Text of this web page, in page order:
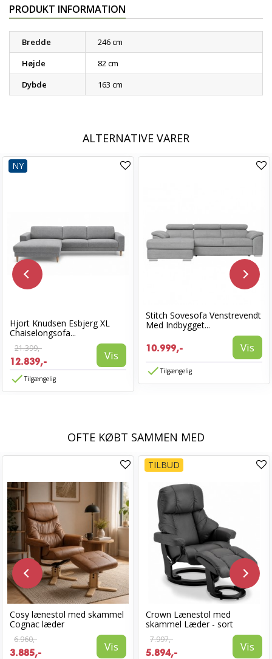
PRODUKT INFORMATION
Bredde
246 cm
Højde
82 cm
Dybde
163 cm
ALTERNATIVE VARER
NY
Hjort Knudsen Esbjerg XL
Chaiselongsofa...
21.399,-
12.839,- Vis
Tilgængelig
Stitch Sovesofa Venstrevendt
Med Indbygget...
10.999,- Vis
Tilgængelig
OFTE KØBT SAMMEN MED
Cosy lænestol med skammel
Cognac læder
6.960,-
3.885,- Vis
TILBUD
Crown Lænestol med
skammel Læder - sort
7.997,-
5.894,- Vis